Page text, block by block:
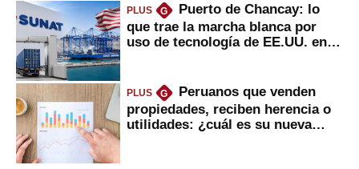
PLUS G
Puerto de Chancay: lo
que trae la marcha blanca por
uso de tecnología de EE.UU. en
PLUS G
Peruanos que venden
propiedades, reciben herencia o
utilidades: ¿cuál es su nueva